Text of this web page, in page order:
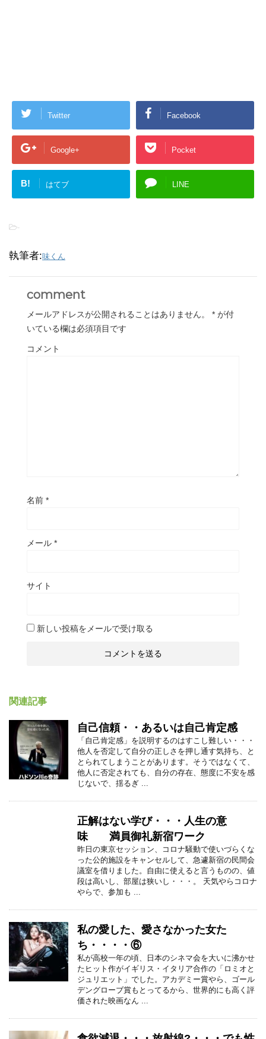
Twitter Facebook
Google+ Pocket
B! はてブ LINE
-
執筆者:味くん
comment
メールアドレスが公開されることはありません。 * が付
いている欄は必須項目です
コメント
名前 *
メール *
サイト
新しい投稿をメールで受け取る
関連記事
自己信頼・・あるいは自己肯定感
「自己肯定感」を説明するのはすこし難しい・・・
他人を否定して自分の正しさを押し通す気持ち、と
とられてしまうことがあります。そうではなくて、
他人に否定されても、自分の存在、態度に不安を感
じないで、揺るぎ ...
正解はない学び・・・人生の意
味 満員御礼新宿ワーク
昨日の東京セッション、コロナ騒動で使いづらくな
った公的施設をキャンセルして、急遽新宿の民間会
議室を借りました。自由に使えると言うものの、値
段は高いし、部屋は狭いし・・・。 天気やらコロナ
やらで、参加も ...
私の愛した、愛さなかった女た
ち・・・・⑥
私が高校一年の頃、日本のシネマ会を大いに沸かせ
たヒット作がイギリス・イタリア合作の「ロミオと
ジュリエット」でした。アカデミー賞やら、ゴール
デングローブ賞もとってるから、世界的にも高く評
価された映画なん ...